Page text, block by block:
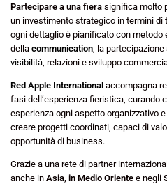
Partecipare a una fiera significa molto
un investimento strategico in termini di
ogni dettaglio è pianificato con
della communication , la
visibilità , relazioni e sviluppo
Red Apple International accompagna
fasi dell’esperienza fieristica, curando
esperienza ogni aspetto organizzativo
creare progetti coordinati, capaci di
opportunità di business.
Grazie a una rete di partner
anche in Asia, in Medio Oriente e negli